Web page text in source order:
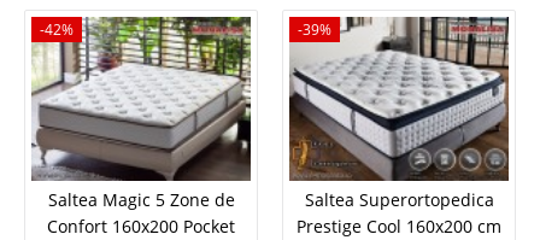
-42%
Saltea Magic 5 Zone de
Confort 160x200 Pocket
-39%
Saltea Superortopedica
Prestige Cool 160x200 cm